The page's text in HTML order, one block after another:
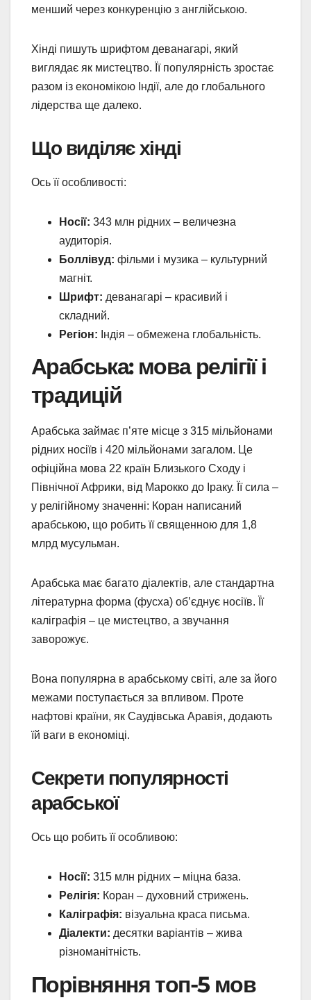
менший через конкуренцію з англійською.
Хінді пишуть шрифтом деванагарі, який
виглядає як мистецтво. Її популярність зростає
разом із економікою Індії, але до глобального
лідерства ще далеко.
Що виділяє хінді
Ось її особливості:
Носії: 343 млн рідних – величезна
аудиторія.
Боллівуд: фільми і музика – культурний
магніт.
Шрифт: деванагарі – красивий і
складний.
Регіон: Індія – обмежена глобальність.
Арабська: мова релігії і
традицій
Арабська займає п’яте місце з 315 мільйонами
рідних носіїв і 420 мільйонами загалом. Це
офіційна мова 22 країн Близького Сходу і
Північної Африки, від Марокко до Іраку. Її сила –
у релігійному значенні: Коран написаний
арабською, що робить її священною для 1,8
млрд мусульман.
Арабська має багато діалектів, але стандартна
літературна форма (фуcха) об’єднує носіїв. Її
каліграфія – це мистецтво, а звучання
заворожує.
Вона популярна в арабському світі, але за його
межами поступається за впливом. Проте
нафтові країни, як Саудівська Аравія, додають
їй ваги в економіці.
Секрети популярності
арабської
Ось що робить її особливою:
Носії: 315 млн рідних – міцна база.
Релігія: Коран – духовний стрижень.
Каліграфія: візуальна краса письма.
Діалекти: десятки варіантів – жива
різноманітність.
Порівняння топ-5 мов